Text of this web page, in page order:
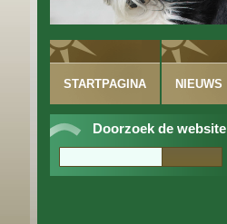
Doorzoek de website
STARTPAGINA NIEUWS